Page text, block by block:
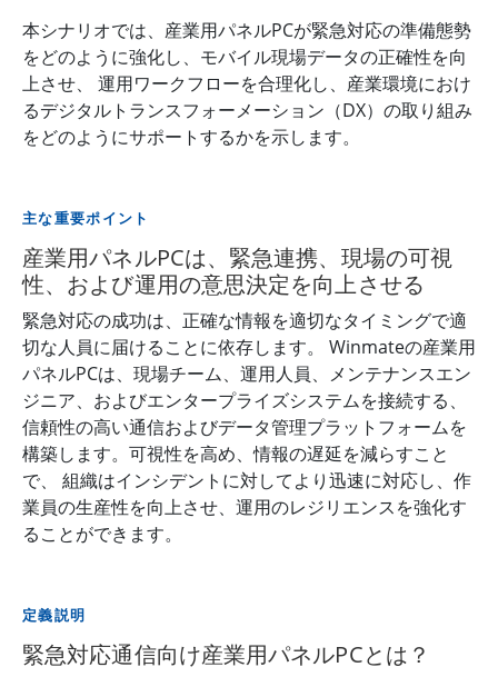
本シナリオでは、産業用パネルPCが緊急対応の準備態勢
をどのように強化し、モバイル現場データの正確性を向
上させ、 運用ワークフローを合理化し、産業環境におけ
るデジタルトランスフォーメーション（DX）の取り組み
をどのようにサポートするかを示します。
主な重要ポイント
産業用パネルPCは、緊急連携、現場の可視
性、および運用の意思決定を向上させる
緊急対応の成功は、正確な情報を適切なタイミングで適
切な人員に届けることに依存します。 Winmateの産業用
パネルPCは、現場チーム、運用人員、メンテナンスエン
ジニア、およびエンタープライズシステムを接続する、
信頼性の高い通信およびデータ管理プラットフォームを
構築します。可視性を高め、情報の遅延を減らすこと
で、 組織はインシデントに対してより迅速に対応し、作
業員の生産性を向上させ、運用のレジリエンスを強化す
ることができます。
定義説明
緊急対応通信向け産業用パネルPCとは？